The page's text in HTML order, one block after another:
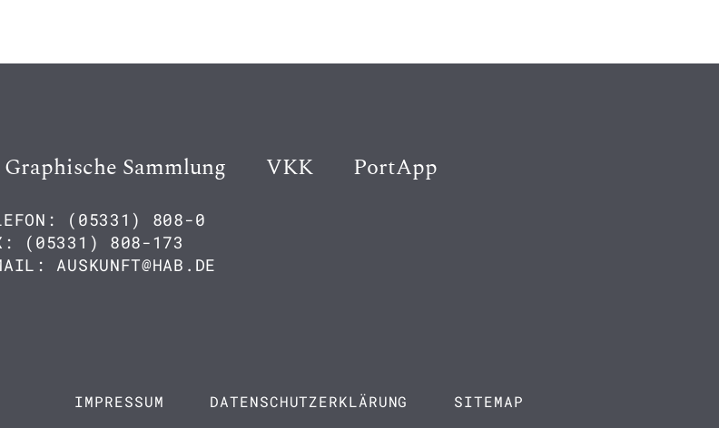
Graphische Sammlung VKK PortApp
(05331) 808-0
(05331) 808-173
AUSKUNFT@HAB.DE
IMPRESSUM DATENSCHUTZERKLÄRUNG SITEMAP